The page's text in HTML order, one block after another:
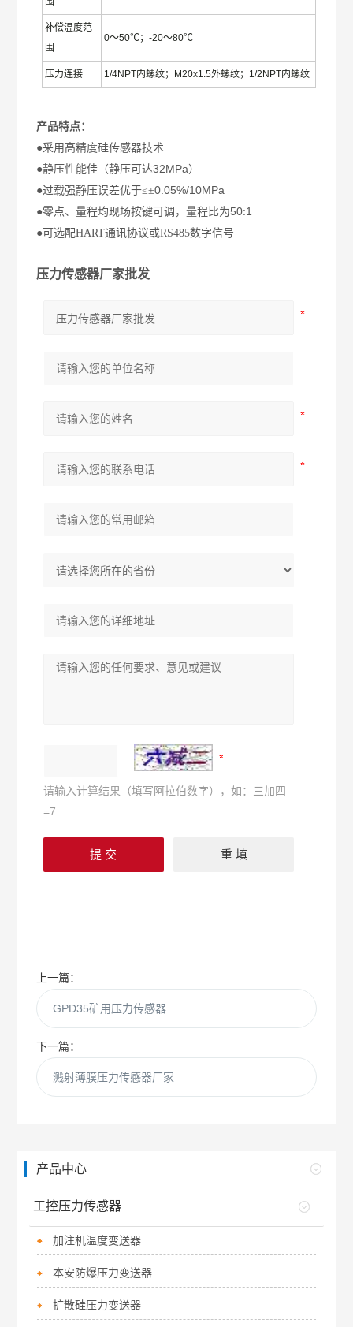
补偿温度范
围
0～50℃；-20～80℃
压力连接 1/4NPT内螺纹； M20x1.5外螺纹； 1/2NPT内螺纹
产品特点：
●采用高精度硅传感器技术
●静压性能佳（静压可达32MPa）
●过载强静压误差优于≤±0.05%/10MPa
●零点、量程均现场按键可调，量程比为50:1
●可选配HART通讯协议或RS485数字信号
压力传感器厂家批发
请输入计算结果（填写阿拉伯数字），如：三加四
=7
上一篇：
GPD35矿用压力传感器
下一篇：
溅射薄膜压力传感器厂家
产品中心
工控压力传感器
加注机温度变送器
本安防爆压力变送器
扩散硅压力变送器